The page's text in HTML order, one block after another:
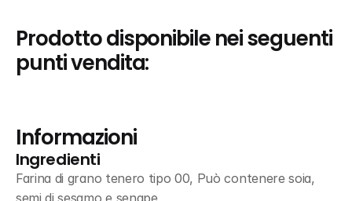
Prodotto disponibile nei seguenti
punti vendita:
Informazioni
Ingredienti
Farina di grano tenero tipo 00, Può contenere soia,
semi di sesamo e senape